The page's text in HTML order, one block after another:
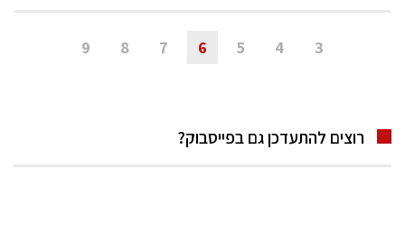
3
4
5
6
7
8
9
רוצים להתעדכן גם בפייסבוק?